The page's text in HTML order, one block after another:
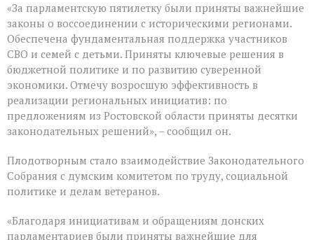
сессии,
ставшее
последним
для
VIII
созыва
«За парламентскую пятилетку были приняты важнейшие
законы о воссоединении с историческими регионами.
Обеспечена фундаментальная поддержка участников
СВО и семей с детьми. Приняты ключевые решения в
бюджетной политике и по развитию суверенной
экономики. Отмечу возросшую эффективность в
реализации региональных инициатив: по
предложениям из Ростовской области приняты десятки
законодательных решений», – сообщил он.
Плодотворным стало взаимодействие Законодательного
Собрания с думским комитетом по труду, социальной
политике и делам ветеранов.
«Благодаря инициативам и обращениям донских
парламентариев были приняты важнейшие для